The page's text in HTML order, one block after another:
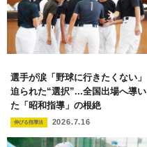
選手が涙「野球に行きたくない」
迫られた“選択”...全国出場へ導い
た「昭和指導」の根絶
伸びる指導法 2026.7.16